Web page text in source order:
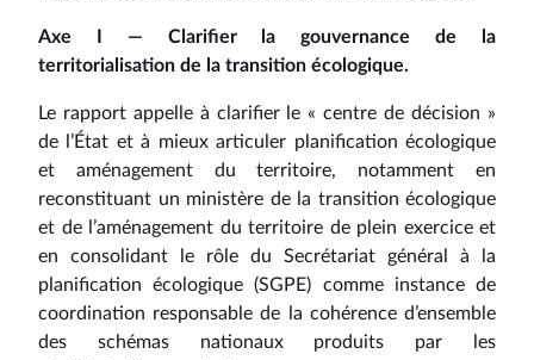
Axe I — Clarifier la gouvernance de la
territorialisation de la transition écologique.
Le rapport appelle à clarifier le « centre de décision »
de l’État et à mieux articuler planification écologique
et aménagement du territoire, notamment en
reconstituant un ministère de la transition écologique
et de l’aménagement du territoire de plein exercice et
en consolidant le rôle du Secrétariat général à la
planification écologique (SGPE) comme instance de
coordination responsable de la cohérence d’ensemble
des schémas nationaux produits par les